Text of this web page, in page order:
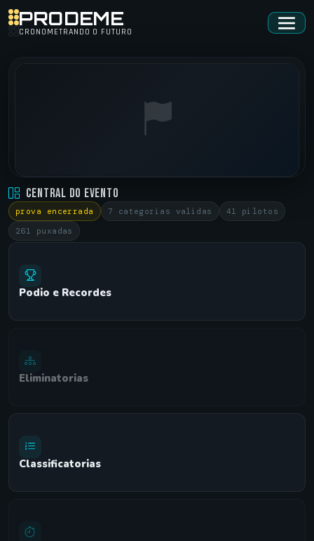
PRODEME
CRONOMETRANDO O FUTURO
REI DO RADIAL • 2023.1
XANADU - SANTO ANGELO/RS • 05/02/2023
Central do Evento
prova encerrada 7 categorias validas
41 pilotos
261 puxadas
Podio e Recordes
Eliminatorias
Classificatorias